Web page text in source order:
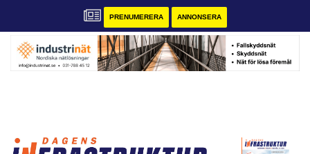
PRENUMERERA ANNONSERA